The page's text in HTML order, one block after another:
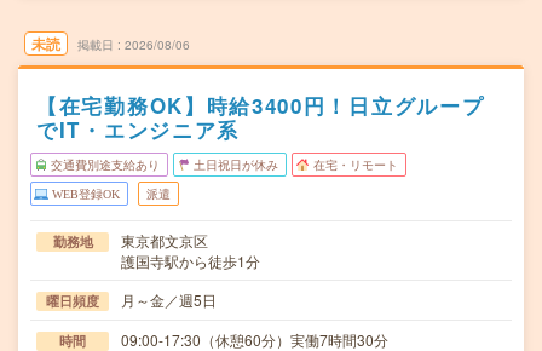
未読 掲載日 2026/08/06
【在宅勤務OK】時給3400円！日立グループ
でIT・エンジニア系
交通費別途支給あり 土日祝日が休み 在宅・リモート
WEB登録OK 派遣
勤務地
東京都文京区
護国寺駅から徒歩1分
曜日頻度 月～金／週5日
時間 09:00-17:30（休憩60分）実働7時間30分